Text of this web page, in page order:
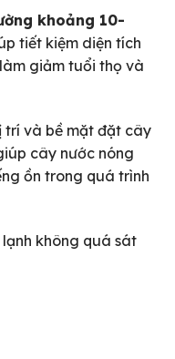
khoảng 10-
tiết kiệm diện tích
giảm tuổi thọ và
trí và bề mặt đặt cây
cây nước nóng
ồn trong quá trình